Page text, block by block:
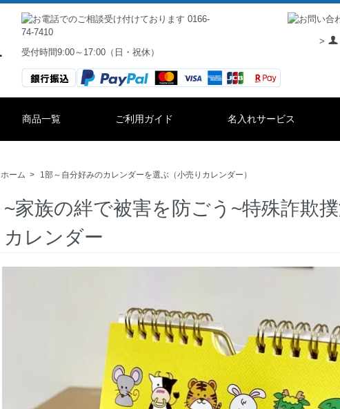
受付時間9:00～17:00（日・祝休）
>
商品一覧 ご利用ガイド 名入れサービス
ホーム > 1部～自分好みのカレンダーを選ぶ（小売りカレンダー）
~家族の絆で被害を防ごう~特殊詐欺
カレンダー